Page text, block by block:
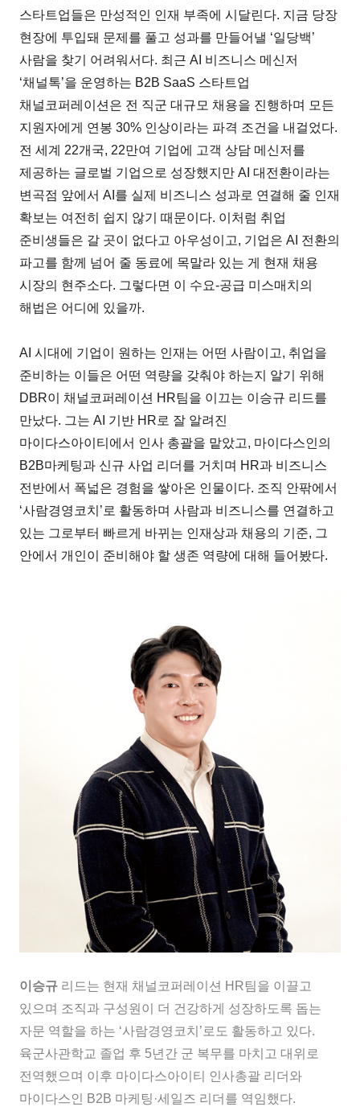
스타트업들은 만성적인 인재 부족에 시달린다. 지금 당장
현장에 투입돼 문제를 풀고 성과를 만들어낼 ‘일당백’
사람을 찾기 어려워서다. 최근 AI 비즈니스 메신저
‘채널톡’을 운영하는 B2B SaaS 스타트업
채널코퍼레이션은 전 직군 대규모 채용을 진행하며 모든
지원자에게 연봉 30% 인상이라는 파격 조건을 내걸었다.
전 세계 22개국, 22만여 기업에 고객 상담 메신저를
제공하는 글로벌 기업으로 성장했지만 AI 대전환이라는
변곡점 앞에서 AI를 실제 비즈니스 성과로 연결해 줄 인재
확보는 여전히 쉽지 않기 때문이다. 이처럼 취업
준비생들은 갈 곳이 없다고 아우성이고, 기업은 AI 전환의
파고를 함께 넘어 줄 동료에 목말라 있는 게 현재 채용
시장의 현주소다. 그렇다면 이 수요-공급 미스매치의
해법은 어디에 있을까.
AI 시대에 기업이 원하는 인재는 어떤 사람이고, 취업을
준비하는 이들은 어떤 역량을 갖춰야 하는지 알기 위해
DBR이 채널코퍼레이션 HR팀을 이끄는 이승규 리드를
만났다. 그는 AI 기반 HR로 잘 알려진
마이다스아이티에서 인사 총괄을 맡았고, 마이다스인의
B2B마케팅과 신규 사업 리더를 거치며 HR과 비즈니스
전반에서 폭넓은 경험을 쌓아온 인물이다. 조직 안팎에서
‘사람경영코치’로 활동하며 사람과 비즈니스를 연결하고
있는 그로부터 빠르게 바뀌는 인재상과 채용의 기준, 그
안에서 개인이 준비해야 할 생존 역량에 대해 들어봤다.
이승규 리드는 현재 채널코퍼레이션 HR팀을 이끌고
있으며 조직과 구성원이 더 건강하게 성장하도록 돕는
자문 역할을 하는 ‘사람경영코치’로도 활동하고 있다.
육군사관학교 졸업 후 5년간 군 복무를 마치고 대위로
전역했으며 이후 마이다스아이티 인사총괄 리더와
마이다스인 B2B 마케팅·세일즈 리더를 역임했다.